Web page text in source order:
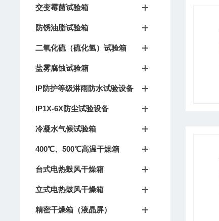
交变霉菌试验箱
防锈油脂试验箱
二氧化硫（硫化氢）试验箱
盐雾腐蚀试验箱
IP防护等级淋雨防水试验设备
IP1X-6X防尘试验设备
冷凝水气候试验箱
400℃、500℃高温干燥箱
台式电热鼓风干燥箱
立式电热鼓风干燥箱
精密干燥箱（液晶屏）